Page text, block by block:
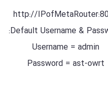
http://
Default Username &
Username = admin
Password = ast-owrt